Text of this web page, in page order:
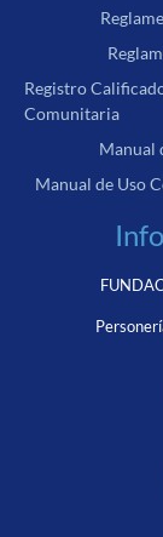
Registro
Comunitaria
Manual
Manual de Uso